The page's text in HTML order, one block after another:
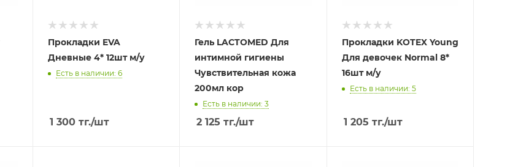
Прокладки EVA
Дневные 4* 12шт м/у
Есть в наличии: 6
1 300тг./шт
Гель LACTOMED Для
интимной гигиены
Чувствительная кожа
200мл кор
Есть в наличии: 3
2 125 тг./шт
Прокладки KOTEX Young
Для девочек Normal 8*
16шт м/у
Есть в наличии: 5
1 205 тг./шт